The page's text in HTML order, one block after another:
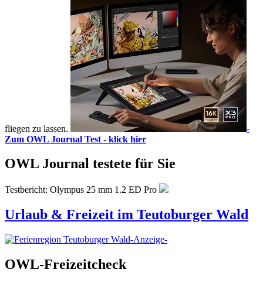
fliegen zu lassen.
-
Zum OWL Journal Test - klick hier
OWL Journal testete für Sie
Testbericht: Olympus 25 mm 1.2 ED Pro
Urlaub & Freizeit im Teutoburger Wald
-Anzeige-
OWL-Freizeitcheck